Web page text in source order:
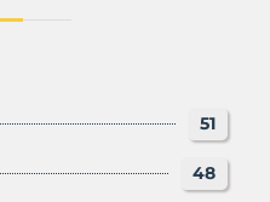
51
48